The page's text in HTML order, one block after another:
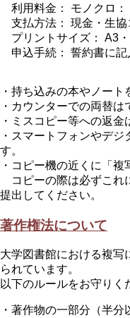
利用料金： モノクロ
支払方法： 現金・生協
プリントサイズ： A3
申込手続： 誓約書に記
・持ち込みの本やノート
・カウンターでの両替は
・ミスコピー等への返金
・スマートフォンやデ
す。
・コピー機の近くに「複
コピーの際は必ずこれ
提出してください。
著作権法について
大学図書館における複写
られています。
以下のルールをお守りく
・著作物の一部分（半